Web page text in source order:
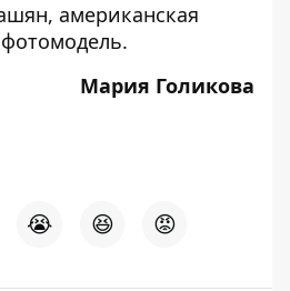
американская
Мария Голикова
😭 😆 😡